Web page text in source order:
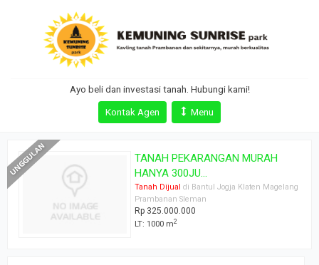
Ayo beli dan investasi tanah. Hubungi kami!
Kontak Agen
Menu
TANAH PEKARANGAN MURAH
HANYA 300JU...
Tanah Dijual di Bantul Jogja Klaten Magelang
Prambanan Sleman
Rp 325.000.000
LT: 1000 m2